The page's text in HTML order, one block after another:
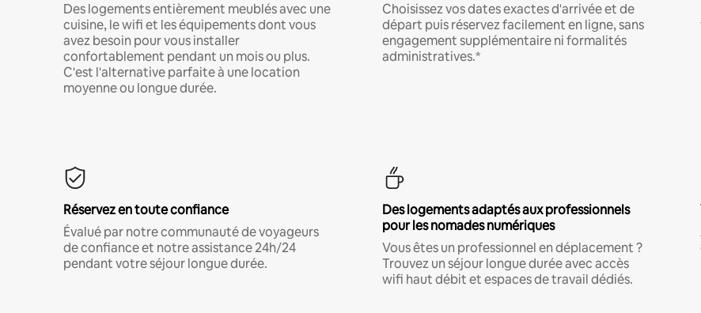
Des logements entièrement meublés avec une
cuisine, le wifi et les équipements dont vous
avez besoin pour vous installer
confortablement pendant un mois ou plus.
C'est l'alternative parfaite à une location
moyenne ou longue durée.
Choisissez vos dates exactes d'arrivée et de
départ puis réservez facilement en ligne, sans
engagement supplémentaire ni formalités
administratives.*
Réservez en toute confiance
Évalué par notre communauté de voyageurs
de confiance et notre assistance 24h/24
pendant votre séjour longue durée.
Des logements adaptés aux professionnels
pour les nomades numériques
Vous êtes un professionnel en déplacement ?
Trouvez un séjour longue durée avec accès
wifi haut débit et espaces de travail dédiés.